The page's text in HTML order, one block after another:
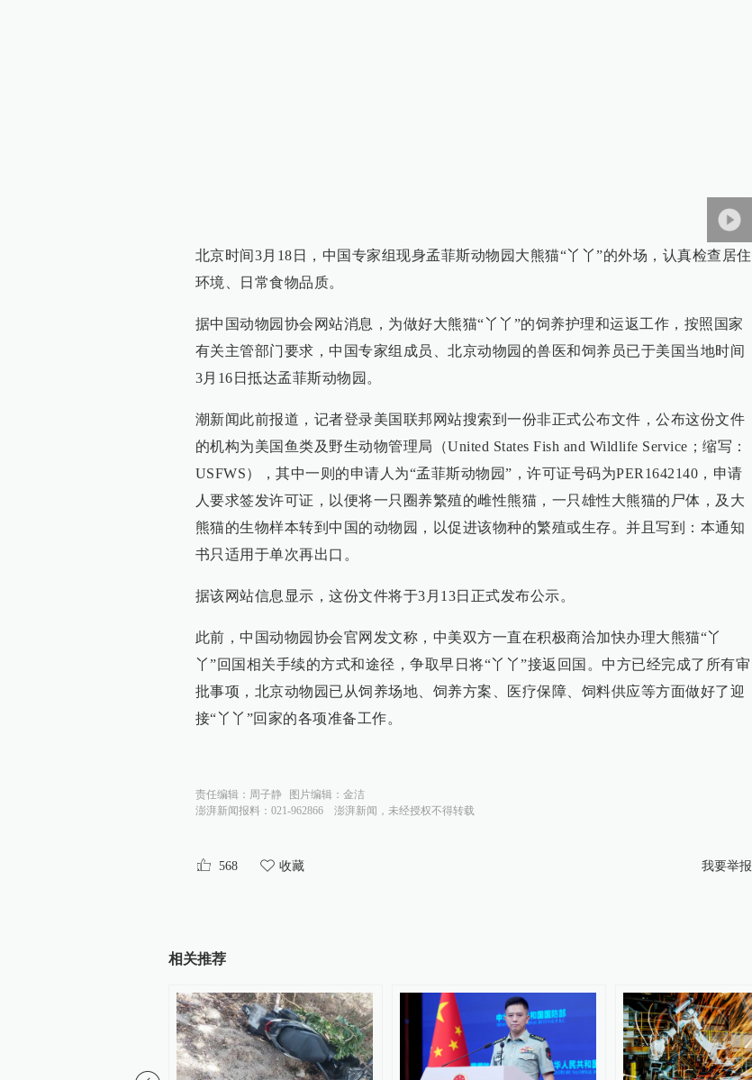
北京时间3月18日，中国专家组现身孟菲斯动物园大熊猫“丫丫”的外场，认真检查居住
环境、日常食物品质。
据中国动物园协会网站消息，为做好大熊猫“丫丫”的饲养护理和运返工作，按照国家
有关主管部门要求，中国专家组成员、北京动物园的兽医和饲养员已于美国当地时间
3月16日抵达孟菲斯动物园。
潮新闻此前报道，记者登录美国联邦网站搜索到一份非正式公布文件，公布这份文件
的机构为美国鱼类及野生动物管理局（United States Fish and Wildlife Service；缩写：
USFWS），其中一则的申请人为“孟菲斯动物园”，许可证号码为PER1642140，申请
人要求签发许可证，以便将一只圈养繁殖的雌性熊猫，一只雄性大熊猫的尸体，及大
熊猫的生物样本转到中国的动物园，以促进该物种的繁殖或生存。并且写到：本通知
书只适用于单次再出口。
据该网站信息显示，这份文件将于3月13日正式发布公示。
此前，中国动物园协会官网发文称，中美双方一直在积极商洽加快办理大熊猫“丫
丫”回国相关手续的方式和途径，争取早日将“丫丫”接返回国。中方已经完成了所有审
批事项，北京动物园已从饲养场地、饲养方案、医疗保障、饲料供应等方面做好了迎
接“丫丫”回家的各项准备工作。
责任编辑： 周子静 图片编辑： 金洁
澎湃新闻报料：021-962866
澎湃新闻，未经授权不得转载
568 收藏 我要举报
相关推荐